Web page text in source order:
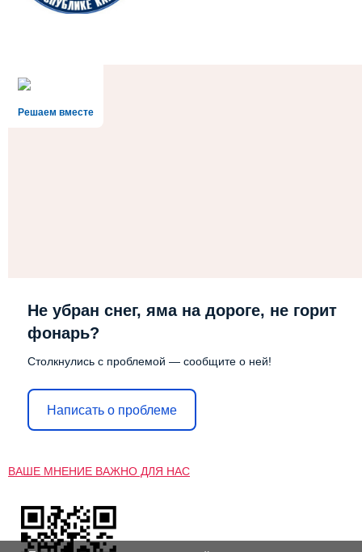
Решаем вместе
Не убран снег, яма на дороге, не горит
фонарь?
Столкнулись с проблемой — сообщите о ней!
Написать о проблеме
ВАШЕ МНЕНИЕ ВАЖНО ДЛЯ НАС